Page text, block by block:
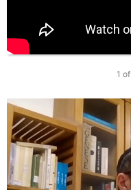
1 of